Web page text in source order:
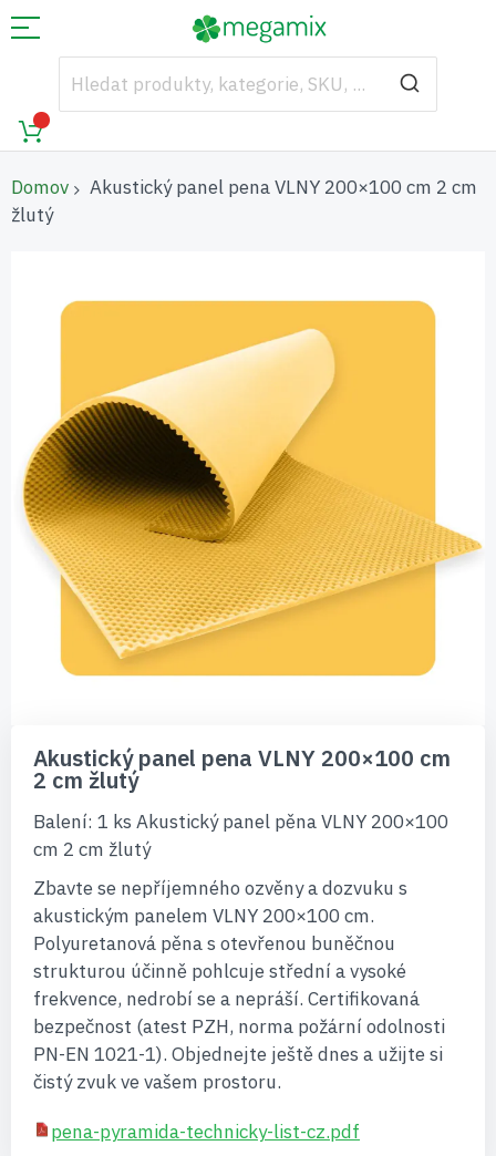
Domov
Akustický panel pena VLNY 200×100 cm 2 cm
žlutý
začátek
galerie
obrázky
Akustický panel pena VLNY 200×100 cm
2 cm žlutý
Balení: 1 ks Akustický panel pěna VLNY 200×100
cm 2 cm žlutý
Zbavte se nepříjemného ozvěny a dozvuku s
akustickým panelem VLNY 200×100 cm.
Polyuretanová pěna s otevřenou buněčnou
strukturou účinně pohlcuje střední a vysoké
frekvence, nedrobí se a nepráší. Certifikovaná
bezpečnost (atest PZH, norma požární odolnosti
PN-EN 1021-1). Objednejte ještě dnes a užijte si
čistý zvuk ve vašem prostoru.
pena-pyramida-technicky-list-cz.pdf